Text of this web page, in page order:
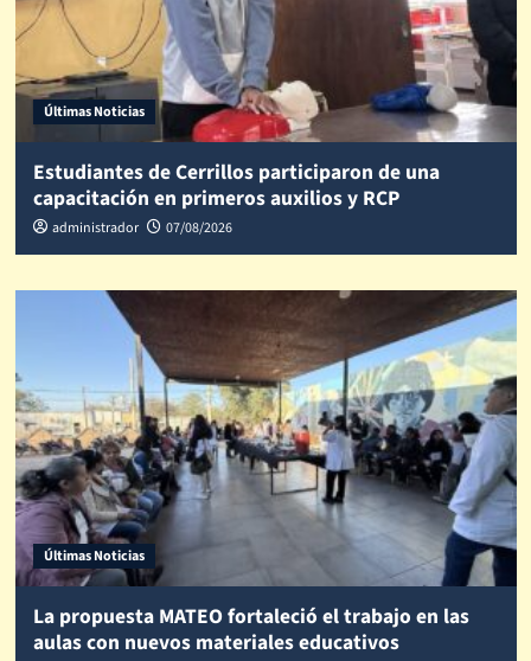
Últimas Noticias
Estudiantes de Cerrillos participaron de una
capacitación en primeros auxilios y RCP
administrador 07/08/2026
Últimas Noticias
La propuesta MATEO fortaleció el trabajo en las
aulas con nuevos materiales educativos